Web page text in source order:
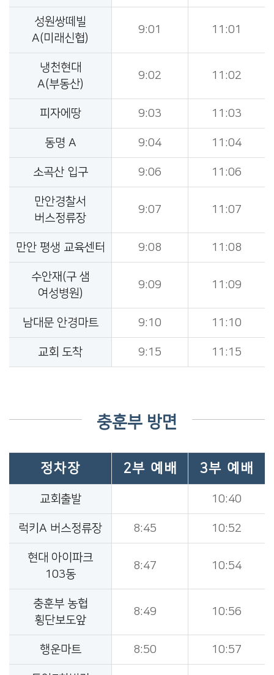
성원쌍떼빌
A(미래신협)
9:01 11:01
냉천현대
A(부동산)
9:02 11:02
피자에땅 9:03 11:03
동명 A 9:04 11:04
소곡산 입구 9:06 11:06
만안경찰서
버스정류장
9:07 11:07
만안 평생 교육센터 9:08 11:08
수안재(구 샘
여성병원)
9:09 11:09
남대문 안경마트 9:10 11:10
교회 도착 9:15 11:15
충훈부 방면
정차장 2부 예배 3부 예배
교회출발 10:40
럭키A 버스정류장 8:45 10:52
현대 아이파크
103동
8:47 10:54
충훈부 농협
횡단보도앞
8:49 10:56
행운마트 8:50 10:57